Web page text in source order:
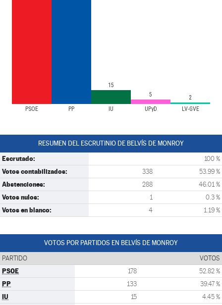
PSOE PP IU UPyD LV-GVE
15
5
2
RESUMEN DEL ESCRUTINIO DE BELVÍS DE MONROY
Escrutado: 100 %
Votos contabilizados: 338 53.99 %
Abstenciones: 288 46.01 %
Votos nulos: 1 0.3 %
Votos en blanco: 4 1.19 %
VOTOS POR PARTIDOS EN BELVÍS DE MONROY
PARTIDO VOTOS
PSOE 178 52.82 %
PP 133 39.47 %
IU 15 4.45 %